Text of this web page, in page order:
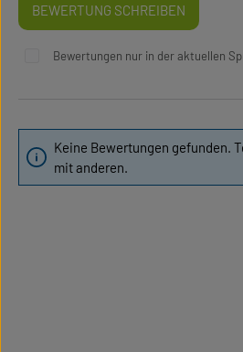
BEWERTUNG SCHREIBEN
Bewertungen nur in der aktuellen
Keine Bewertungen gefunden.
mit anderen.